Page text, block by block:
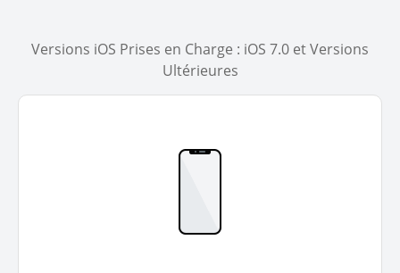
Versions iOS Prises en Charge : iOS 7.0 et Versions
Ultérieures